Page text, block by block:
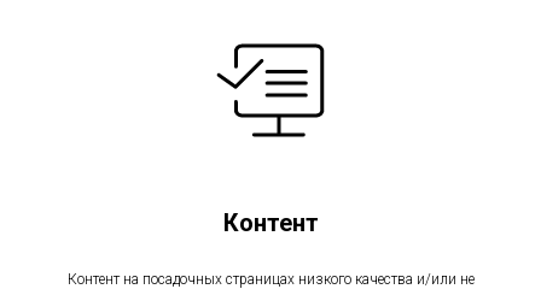
Контент
Контент на посадочных страницах низкого качества и/или не